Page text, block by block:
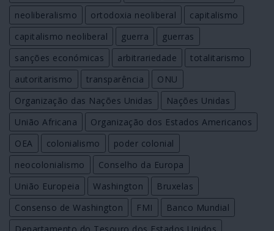
neoliberalismo
ortodoxia neoliberal
capitalismo
capitalismo neoliberal
guerra
guerras
sanções económicas
arbitrariedade
totalitarismo
autoritarismo
transparência
ONU
Organização das Nações Unidas
Nações Unidas
União Africana
Organização dos Estados Americanos
OEA
colonialismo
poder colonial
neocolonialismo
Conselho da Europa
União Europeia
Washington
Bruxelas
Consenso de Washington
FMI
Banco Mundial